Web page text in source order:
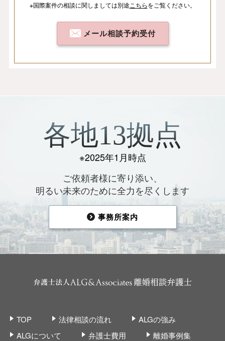
※国際案件の相談に関しましては別途 こちらをご覧ください。
メール相談予約受付
各地13拠点
※2025年1月時点
ご依頼者様に寄り添い、
明るい未来のために全力を尽くします
事務所案内
TOP 法律相談の流れ
ALGの強み
ALGについて
弁護士費用
離婚事例集